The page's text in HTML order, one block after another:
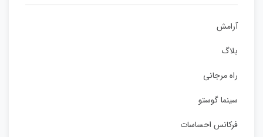
آرامش
بلاگ
راه مرجانی
سینما گوستو
فرکانس احساسات